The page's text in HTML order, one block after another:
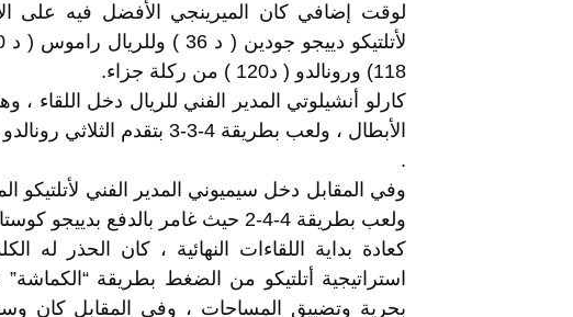
لوقت إضافي كان الميرينجي الأفضل فيه على
118) ورونالدو ( د120 ) من ركلة جزاء.
كارلو أنشيلوتي المدير الفني للريال دخل
الأبطال ، ولعب بطريقة 4-3-3 بتقدم الثلاثي رونالدو وبنزيمة وبيل .
.
وفي المقابل دخل سيميوني المدير الفني لأتلتيكو
ولعب بطريقة 4-4-2 حيث غامر بالدفع بدييجو كوستا إلى جوار دافيد فيا.
كعادة بداية اللقاءات النهائية ، كان الحذر له
استراتيجية أتلتيكو من الضغط بطريقة
بحرية وتضييق المساحات ، وفي المقابل كان